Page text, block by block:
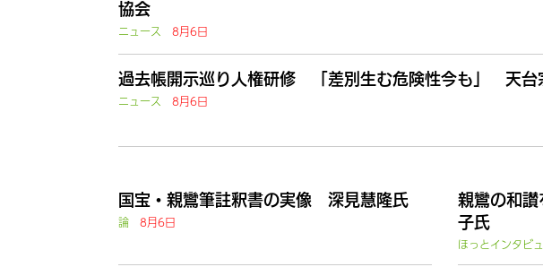
協会
ニュース
8月6日
過去帳開示巡り人権研修 「差別生む危険性今も」 天台
ニュース
8月6日
国宝・親鸞筆註釈書の実像 深見慧隆氏
論
8月6日
親鸞の和
子氏
ほっとインタビ